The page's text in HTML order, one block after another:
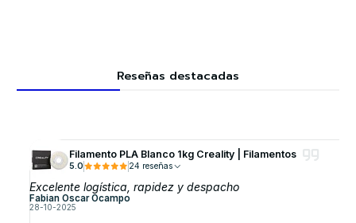
Reseñas destacadas
Filamento PLA Blanco 1kg Creality | Filamentos
5.0 24 reseñas
Excelente logística, rapidez y despacho
Fabian Oscar Ocampo
28-10-2025